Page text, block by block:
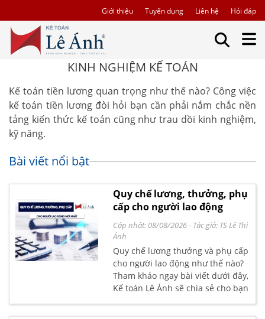
Giới thiệu Tuyển dụng Liên hệ Hỏi đáp
KINH NGHIỆM KẾ TOÁN
Kế toán tiền lương quan trọng như thế nào? Công việc
kế toán tiền lương đòi hỏi bạn cần phải nắm chắc nền
tảng kiến thức kế toán cũng như trau dồi kinh nghiệm,
kỹ năng.
Bài viết nổi bật
Quy chế lương, thưởng, phụ
cấp cho người lao động
Cập nhật: 08/08/2026- Tác giả: TS Lê Thị
Ánh
Quy chế lương thưởng và phụ cấp
cho người lao động như thế nào?
Tham khảo ngay bài viết dưới đây,
Kế toán Lê Ánh sẽ chia sẻ cho bạn